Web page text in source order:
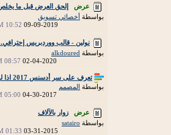
عرض
إلحق العرض قبل ما
بواسطة أخصائي تسويق
09-09-2019
10:52 AM
نولين - قالب ووردبريس
بواسطة alkdoured
02-04-2020
08:57 PM
تعرف على سر أدسنس 2017 اذا لم...
بواسطة المصمم
04-30-2017
05:00 PM
عرض
زوار بالآلاف
بواسطة satairo
03-31-2015
01:33 AM